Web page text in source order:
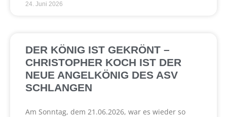
24. Juni 2026
DER KÖNIG IST GEKRÖNT –
CHRISTOPHER KOCH IST DER
NEUE ANGELKÖNIG DES ASV
SCHLANGEN
Am Sonntag, dem 21.06.2026, war es wieder so